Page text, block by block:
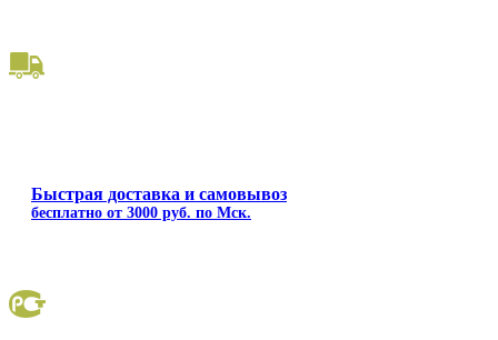
Быстрая доставка и самовывоз
бесплатно от 3000 руб. по Мск.